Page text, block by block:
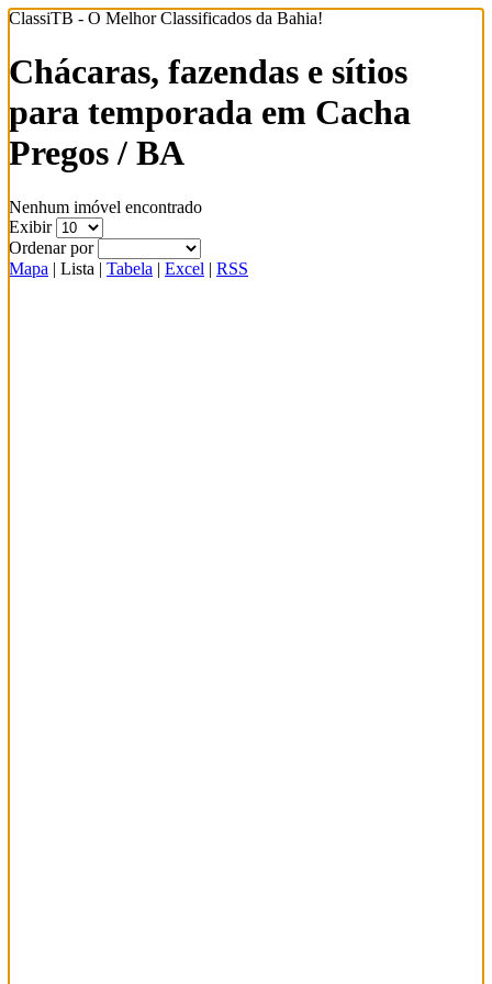
ClassiTB - O Melhor Classificados da Bahia!
Chácaras, fazendas e sítios
para temporada em Cacha
Pregos / BA
Nenhum imóvel encontrado
Exibir
Ordenar por
Mapa | Lista | Tabela | Excel | RSS